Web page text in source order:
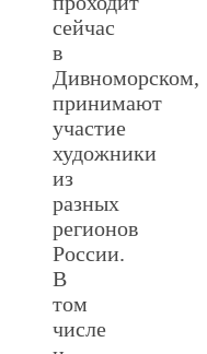
сейчас
в
Дивноморском,
принимают
участие
художники
из
разных
регионов
России.
В
том
числе